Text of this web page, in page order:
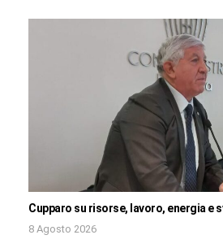
Cupparo su risorse, lavoro, energia e
8 Agosto 2026